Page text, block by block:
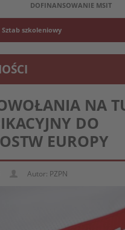
DOFINANSOWANIE MSIT
Sztab szkoleniowy
NA
DO
EUROPY
Autor: PZPN